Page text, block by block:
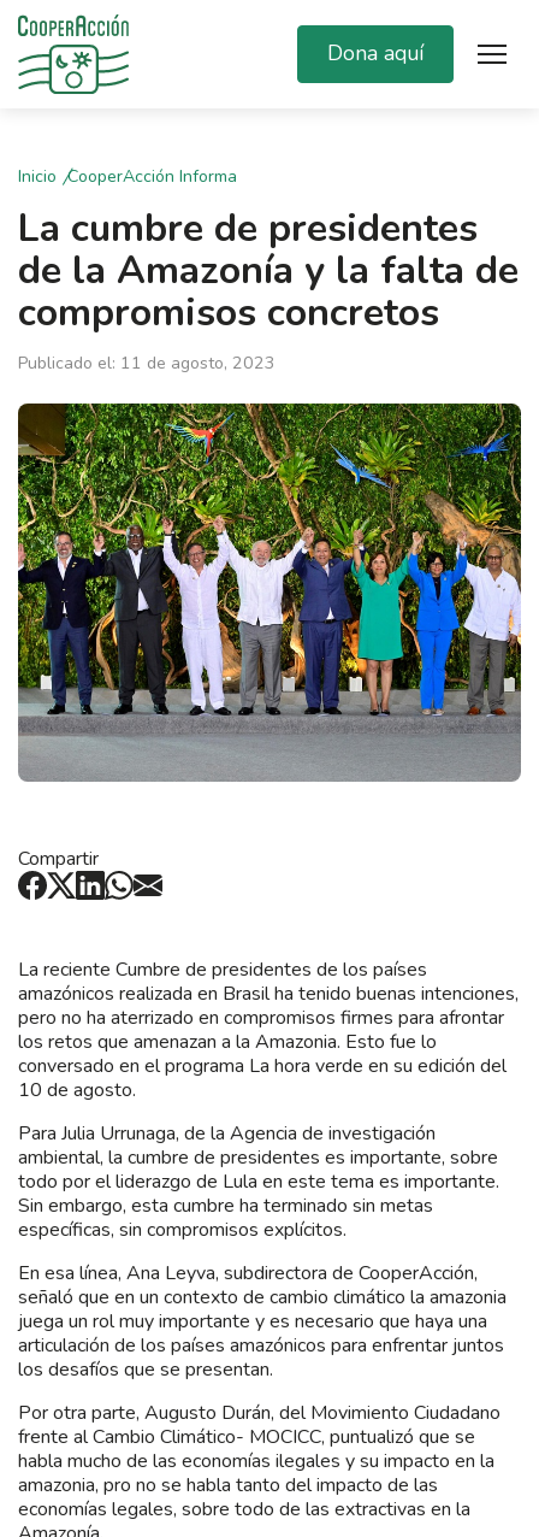
Dona aquí
Inicio CooperAcción Informa
La cumbre de presidentes
de la Amazonía y la falta de
compromisos concretos
Publicado el: 11 de agosto, 2023
Compartir
La reciente Cumbre de presidentes de los países
amazónicos realizada en Brasil ha tenido buenas intenciones,
pero no ha aterrizado en compromisos firmes para afrontar
los retos que amenazan a la Amazonia. Esto fue lo
conversado en el programa La hora verde en su edición del
10 de agosto.
Para Julia Urrunaga, de la Agencia de investigación
ambiental, la cumbre de presidentes es importante, sobre
todo por el liderazgo de Lula en este tema es importante.
Sin embargo, esta cumbre ha terminado sin metas
específicas, sin compromisos explícitos.
En esa línea, Ana Leyva, subdirectora de CooperAcción,
señaló que en un contexto de cambio climático la amazonia
juega un rol muy importante y es necesario que haya una
articulación de los países amazónicos para enfrentar juntos
los desafíos que se presentan.
Por otra parte, Augusto Durán, del Movimiento Ciudadano
frente al Cambio Climático- MOCICC, puntualizó que se
habla mucho de las economías ilegales y su impacto en la
amazonia, pro no se habla tanto del impacto de las
economías legales, sobre todo de las extractivas en la